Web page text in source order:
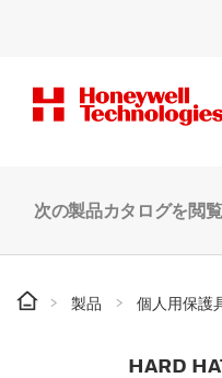
次の製品カタログを閲
製品 個人用保護
HARD